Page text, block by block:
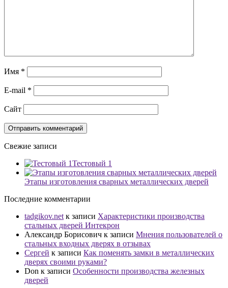
Имя *
E-mail *
Сайт
Свежие записи
Тестовый 1
Этапы изготовления сварных металлических дверей
Последние комментарии
tadgikov.net к записи Характеристики производства
стальных дверей Интекрон
Александр Борисович к записи Мнения пользователей о
стальных входных дверях в отзывах
Сергей к записи Как поменять замки в металлических
дверях своими руками?
Don к записи Особенности производства железных
дверей